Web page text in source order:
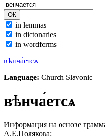
in lemmas
in dictonaries
in wordforms
вѣнча́етсѧ
Language: Church Slavonic
вѣнча́етсѧ
Информация на основе
А.Е.Полякова: